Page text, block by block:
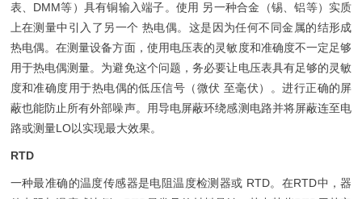
表、DMM等）具有铜输入端子。使用 另一种合金（锡、铝等）实质
上在测量中引入了另一个 热电偶。这是因为任何不同金属的结形成
热电偶。在测量设备方面，使用电压表的灵敏度和准确度不一定足够
用于热电偶测量。为避免这个问题，务必要让电压表具有足够的灵敏
度和准确度用于热电偶的低压信号（微伏 至毫伏）。进行正确的屏
蔽也能防止所有外部噪声。用导电屏蔽环绕感测电路并将屏蔽连至电
路或测量LO以实现最大效果。
RTD
一种最准确的温度传感器是电阻温度检测器或 RTD。在RTD中，器